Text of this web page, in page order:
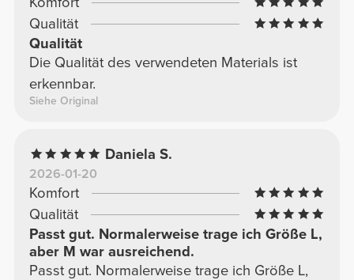
Qualität
Qualität
Die Qualität des verwendeten Materials ist
erkennbar.
Siehe Original
Daniela S.
2026-01-20
Komfort
Qualität
Passt gut. Normalerweise trage ich Größe L,
aber M war ausreichend.
Passt gut. Normalerweise trage ich Größe L,